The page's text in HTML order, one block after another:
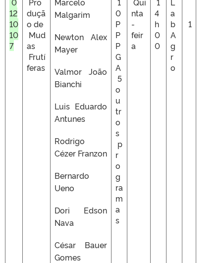
12
10
10
7
duçã
o de
Mud
as
Frutí
feras
Malgarim
Newton Alex
Mayer
Valmor João
Bianchi
Luis Eduardo
Antunes
Rodrigo
Cézer Franzon
Bernardo
Ueno
Dori Edson
Nava
César Bauer
Gomes
0
P
P
P
G
A
5
o
u
tr
o
s
p
r
o
g
ra
m
a
s
nta
-
feir
a
4
h
0
0
a
b
A
g
r
o
1